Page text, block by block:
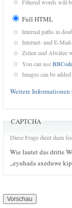
Filtered words will
Full HTML
Internal paths in
Internet- und E-
Zeilen und Absätze
You can use
Images can be
Weitere
CAPTCHA
Diese Frage dient dazu
Wie lautet das dritte
„eyuhada axeduwe